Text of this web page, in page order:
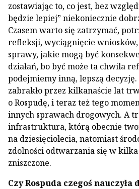
zostawiając to, co jest, bez
będzie lepiej” niekoniecznie
Czasem warto się zatrzymać,
refleksji, wyciągnięcie wniosków,
sprawy, jakie mogą być
działań, bo być może ta chwila
podejmiemy inną, lepszą
zabrakło przez kilkanaście lat
o Rospudę, i teraz też tego
innych sprawach drogowych. A
infrastruktura, którą obecnie
na dziesięciolecia, natomiast
zdolności odtwarzania się w
zniszczone.
Czy Rospuda czegoś nauczyła